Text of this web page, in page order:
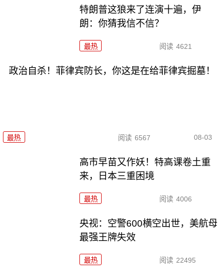
特朗普这狼来了连演十遍，伊
朗：你猜我信不信？
最热 阅读 4621
政治自杀！菲律宾防长，你这是在给菲律宾掘墓！
最热 阅读 6567 08-03
高市早苗又作妖！特高课卷土重
来，日本三重困境
最热 阅读 4006
央视：空警600横空出世，美航母
最强王牌失效
最热 阅读 22495